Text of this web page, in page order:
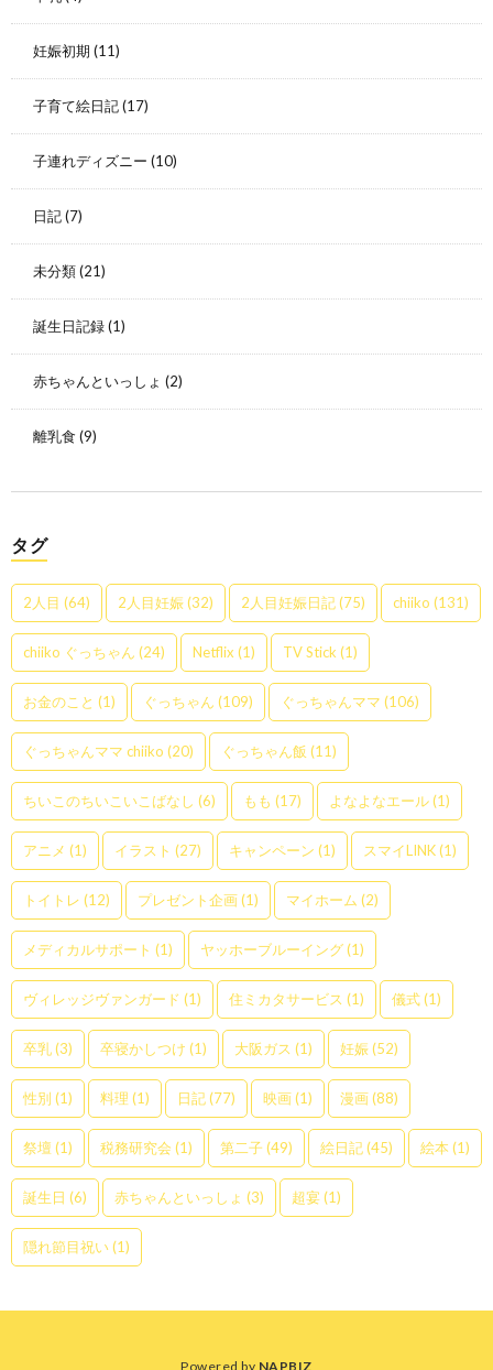
妊娠初期 (11)
子育て絵日記(17)
子連れディズニー (10)
日記(7)
未分類(21)
誕生日記録(1)
赤ちゃんといっしょ (2)
離乳食 (9)
タグ
2人目 (64) 2人目妊娠(32) 2人目妊娠日記(75) chiiko (131)
chiiko ぐっちゃん (24) Netflix (1) TV Stick(1)
お金のこと (1) ぐっちゃん (109) ぐっちゃんママ (106)
ぐっちゃんママ chiiko (20) ぐっちゃん飯 (11)
ちいこのちいこいこばなし (6) もも (17) よなよなエール(1)
アニメ (1) イラスト (27) キャンペーン (1) スマイLINK(1)
トイトレ (12) プレゼント企画(1) マイホーム (2)
メディカルサポート (1) ヤッホーブルーイング(1)
ヴィレッジヴァンガード (1) 住ミカタサービス (1) 儀式(1)
卒乳(3) 卒寝かしつけ (1) 大阪ガス (1) 妊娠(52)
性別 (1) 料理 (1) 日記(77) 映画(1) 漫画(88)
祭壇 (1) 税務研究会 (1) 第二子(49) 絵日記(45) 絵本(1)
誕生日 (6) 赤ちゃんといっしょ (3) 超宴(1)
隠れ節目祝い(1)
Powered by NAPBIZ